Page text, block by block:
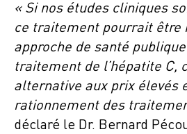
« Si nos études cliniques
ce traitement pourrait être
approche de santé
traitement de l’hépatite C,
alternative aux prix élevés
rationnement des
déclaré le Dr. Bernard